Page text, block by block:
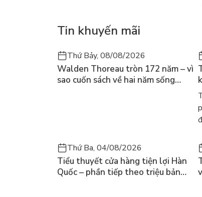
Bách hóa Giấc mơ của ngài Dollargut là
truyện dài kỳ với tiêu đề “Giấc mơ bạn
mở dự án huy động vốn cộng đồng và
Ngay sau khi xuất bản lần đầu năm
sách bán chạy nhất và được bình chọn là
uy tín của Hàn Quốc như Yes24,
Tin khuyến mãi
Thứ Bảy, 08/08/2026
Walden Thoreau tròn 172 năm – vì
sao cuốn sách về hai năm sống
Thứ Ba, 04/08/2026
Tiểu thuyết cửa hàng tiện lợi Hàn
Quốc – phần tiếp theo triệu bản